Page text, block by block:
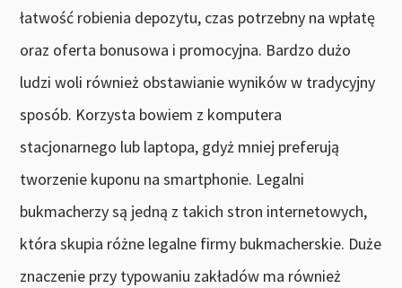
łatwość robienia depozytu, czas potrzebny na wpłatę
oraz oferta bonusowa i promocyjna. Bardzo dużo
ludzi woli również obstawianie wyników w tradycyjny
sposób. Korzysta bowiem z komputera
stacjonarnego lub laptopa, gdyż mniej preferują
tworzenie kuponu na smartphonie. Legalni
bukmacherzy są jedną z takich stron internetowych,
która skupia różne legalne firmy bukmacherskie. Duże
znaczenie przy typowaniu zakładów ma również